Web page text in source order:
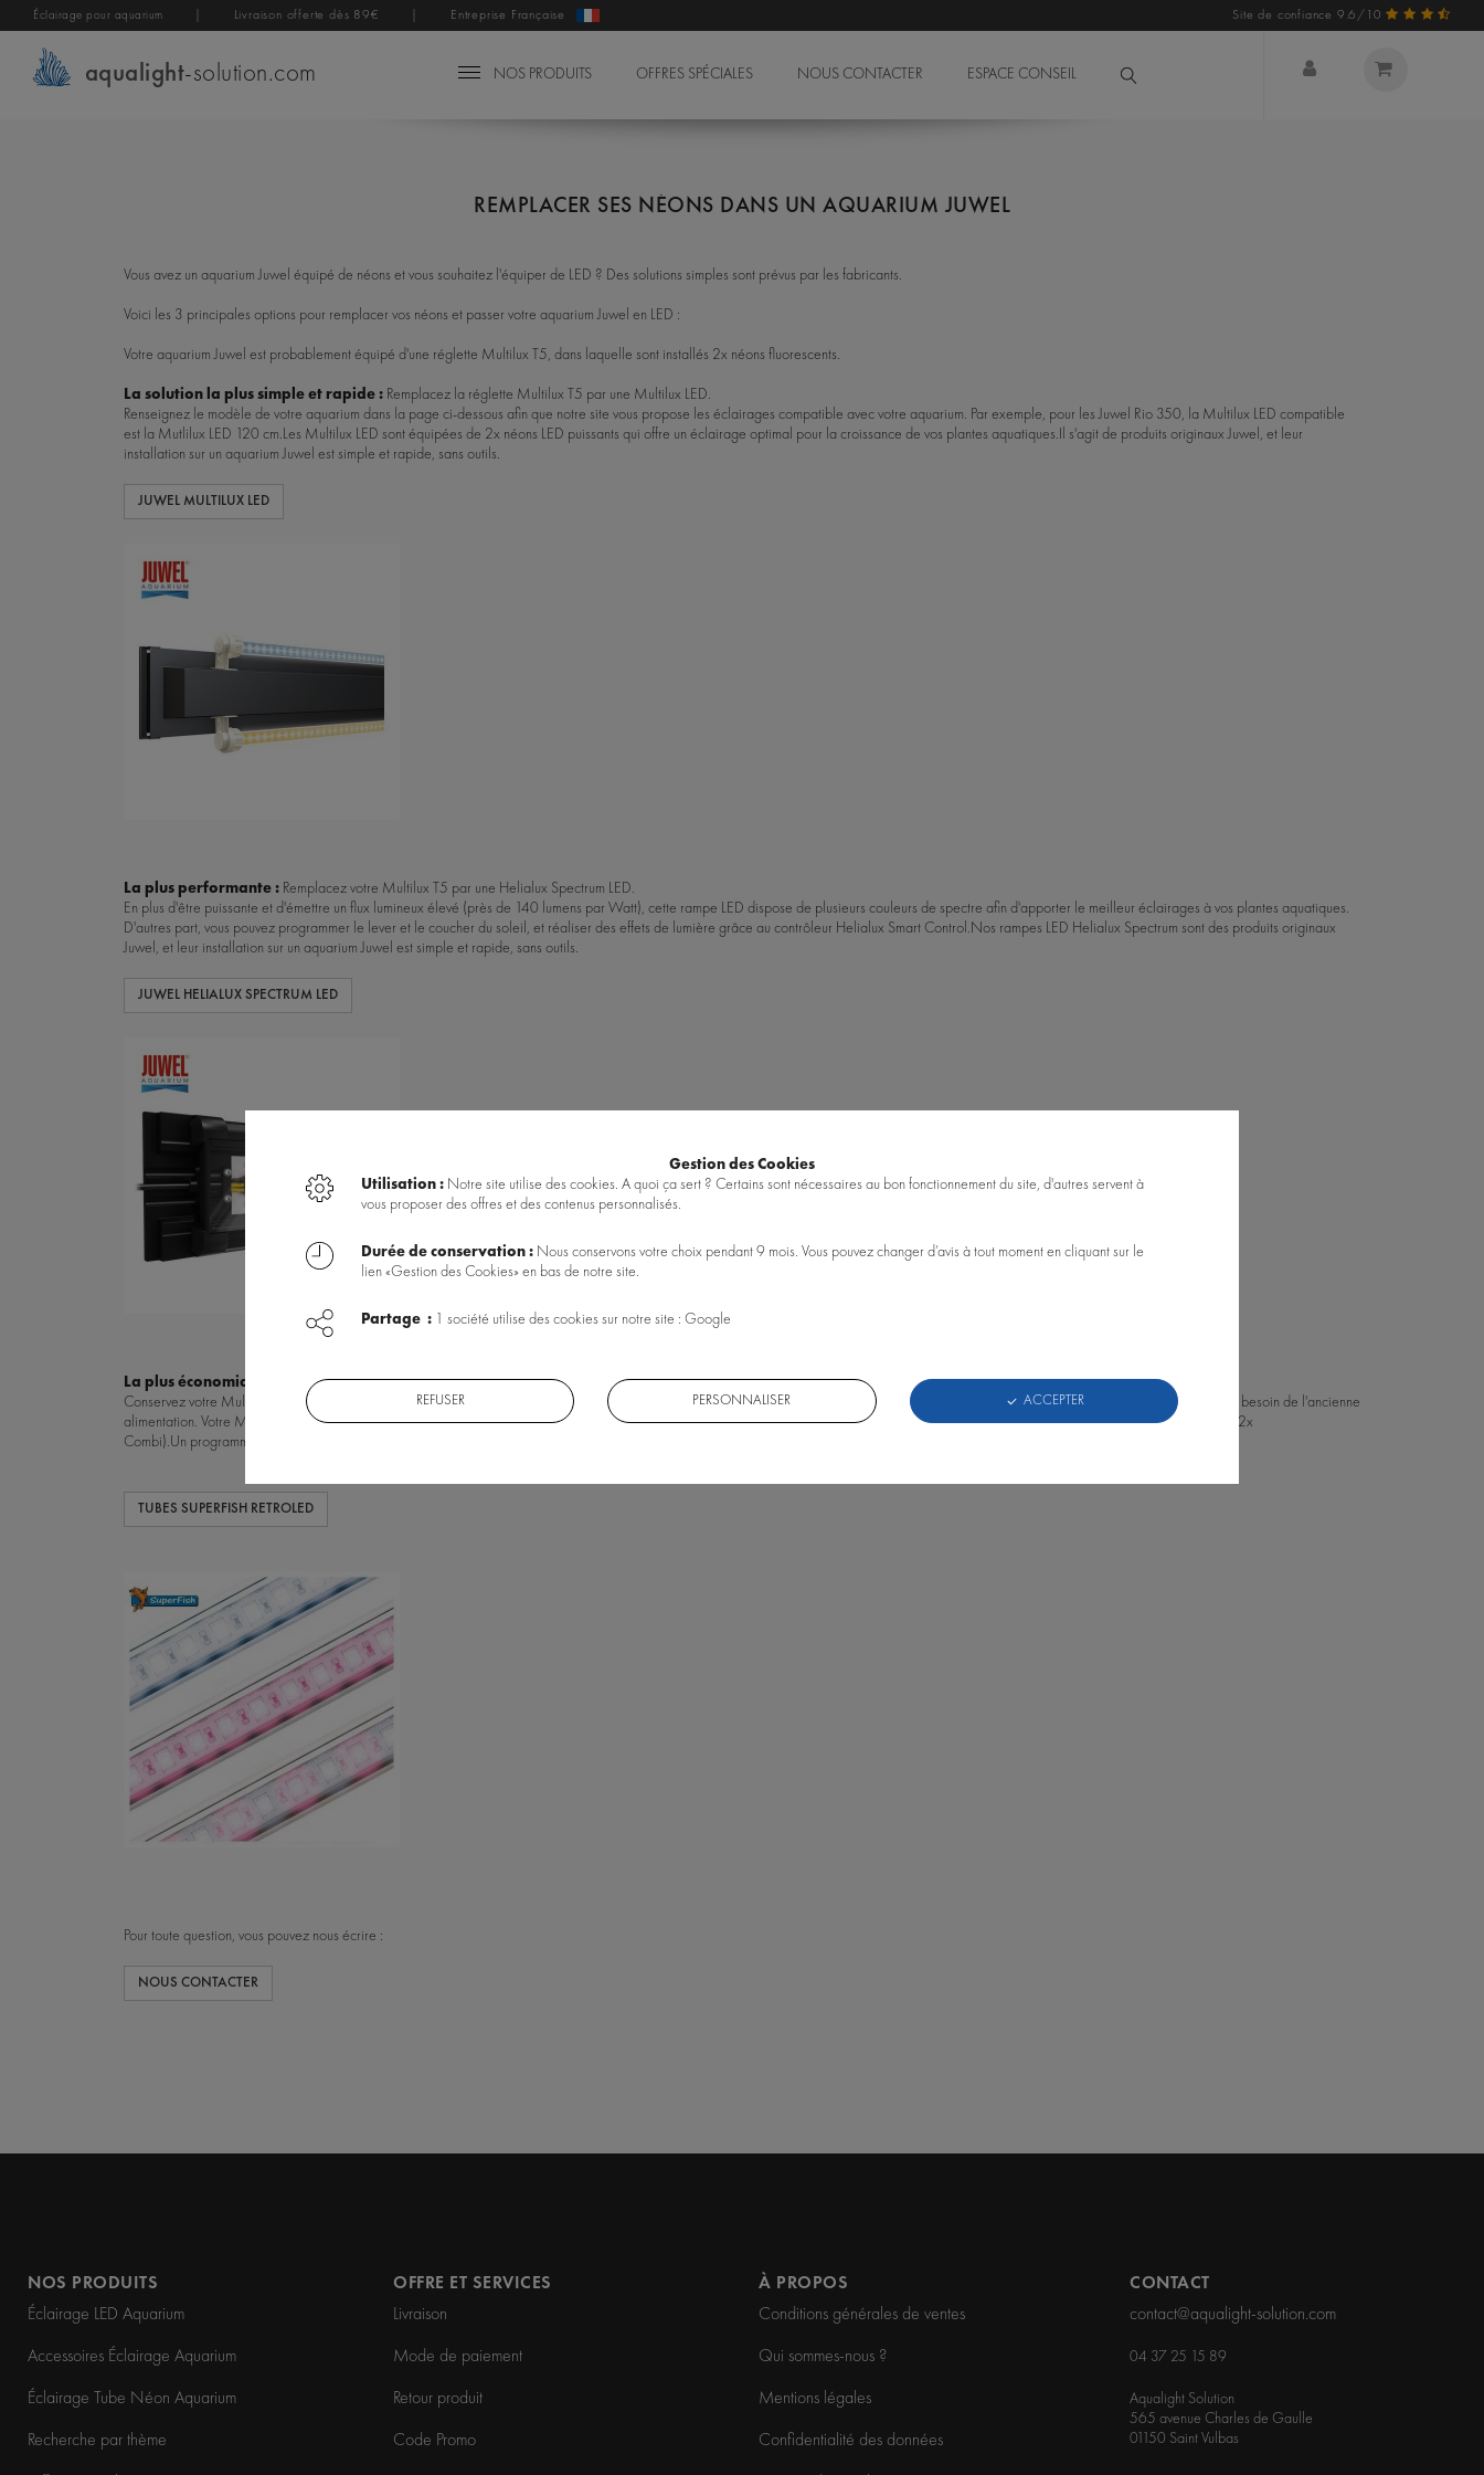
Gestion des Cookies
Utilisation : Notre site utilise des cookies. A quoi ça sert ? Certains sont nécessaires au bon fonctionnement du site, d'autres servent à
vous proposer des offres et des contenus personnalisés.
Durée de conservation : Nous conservons votre choix pendant 9 mois. Vous pouvez changer d’avis à tout moment en cliquant sur le
lien «Gestion des Cookies» en bas de notre site.
Partage : 1 société utilise des cookies sur notre site : Google
REFUSER PERSONNALISER ACCEPTER
Éclairage pour aquarium Livraison offerte dès 89€ Entreprise Française Site de confiance 9.6/10
aqualight-solution.com NOS PRODUITS OFFRES SPÉCIALES NOUS CONTACTER ESPACE CONSEIL
REMPLACER SES NÉONS DANS UN AQUARIUM JUWEL
Vous avez un aquarium Juwel équipé de néons et vous souhaitez l'équiper de LED ? Des solutions simples sont prévus par les fabricants.
Voici les 3 principales options pour remplacer vos néons et passer votre aquarium Juwel en LED :
Votre aquarium Juwel est probablement équipé d'une réglette Multilux T5, dans laquelle sont installés 2x néons fluorescents.
La solution la plus simple et rapide : Remplacez la réglette Multilux T5 par une Multilux LED.
Renseignez le modèle de votre aquarium dans la page ci-dessous afin que notre site vous propose les éclairages compatible avec votre aquarium. Par exemple, pour les Juwel Rio 350, la Multilux LED compatible
est la Mutlilux LED 120 cm. Les Multilux LED sont équipées de 2x néons LED puissants qui offre un éclairage optimal pour la croissance de vos plantes aquatiques. Il s'agit de produits originaux Juwel, et leur
installation sur un aquarium Juwel est simple et rapide, sans outils.
JUWEL MULTILUX LED
La plus performante : Remplacez votre Multilux T5 par une Helialux Spectrum LED.
En plus d'être puissante et d'émettre un flux lumineux élevé (près de 140 lumens par Watt), cette rampe LED dispose de plusieurs couleurs de spectre afin d'apporter le meilleur éclairages à vos plantes aquatiques.
D'autres part, vous pouvez programmer le lever et le coucher du soleil, et réaliser des effets de lumière grâce au contrôleur Helialux Smart Control . Nos rampes LED Helialux Spectrum sont des produits originaux
Juwel, et leur installation sur un aquarium Juwel est simple et rapide, sans outils.
JUWEL HELIALUX SPECTRUM LED
La plus économique :
Conservez votre Multilux T5 et remplacez simplement les néons par des tubes LED Superfish RetroLED.
Conservez votre Multilux T5 et installez des tubes Superfish RetroLED à place de vos anciens néons, dans les douilles. Ces tubes sont fournis avec leur propre alimentation, ainsi vous n'aurez plus besoin de l'ancienne
alimentation. Votre Multilux T5 ne servira donc plus que de "support" à vos nouveaux tubes LED.Notre conseil : Installez un tube Retroled Bright derrière et un Retroled Combi devant (ou installez 2x
Combi).Un programmateur
TUBES SUPERFISH RETROLED
Pour toute question, vous pouvez nous écrire :
NOUS CONTACTER
NOS PRODUITS
Éclairage LED Aquarium
Accessoires Éclairage Aquarium
Éclairage Tube Néon Aquarium
Recherche par thème
OFFRE ET SERVICES
Livraison
Mode de paiement
Retour produit
Code Promo
À PROPOS
Conditions générales de ventes
Qui sommes-nous ?
Mentions légales
Confidentialité des données
CONTACT
contact@aqualight-solution.com
04 37 25 15 89
Aqualight Solution
565 avenue Charles de Gaulle
01150 Saint Vulbas